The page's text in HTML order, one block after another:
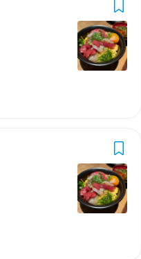
ピアスOK
ピアスOK
ピアスOK